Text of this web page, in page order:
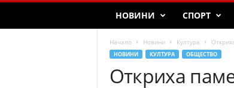
НОВИНИ СПОРТ
Начало Новини Култура
НОВИНИ КУЛТУРА ОБЩЕСТВО
Откриха